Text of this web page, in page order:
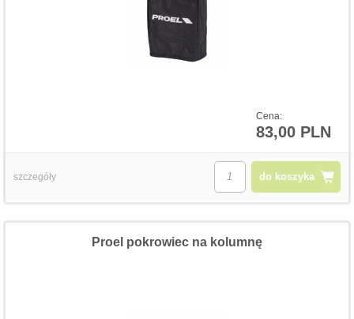
Cena:
83,00 PLN
do koszyka
szczegóły
Proel pokrowiec na kolumnę